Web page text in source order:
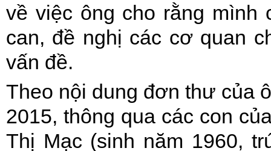
về việc ông cho rằng
can, đề nghị các cơ quan
vấn đề.
Theo nội dung đơn thư của
2015, thông qua các con
Thị Mạc (sinh năm 1960,